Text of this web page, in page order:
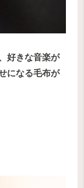
好きな音楽が
になる毛布が